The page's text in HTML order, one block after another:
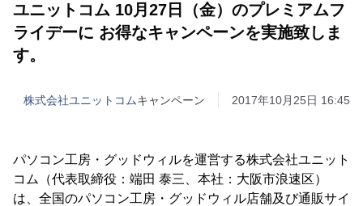
ユニットコム 10月27日（金）のプレミアムフ
ライデーに お得なキャンペーンを実施致しま
す。
株式会社ユニットコムキャンペーン 2017年10月25日 16:45
パソコン工房・グッドウィルを運営する株式会社ユニット
コム（代表取締役：端田 泰三、本社：大阪市浪速区）
は、全国のパソコン工房・グッドウィル店舗及び通販サイ